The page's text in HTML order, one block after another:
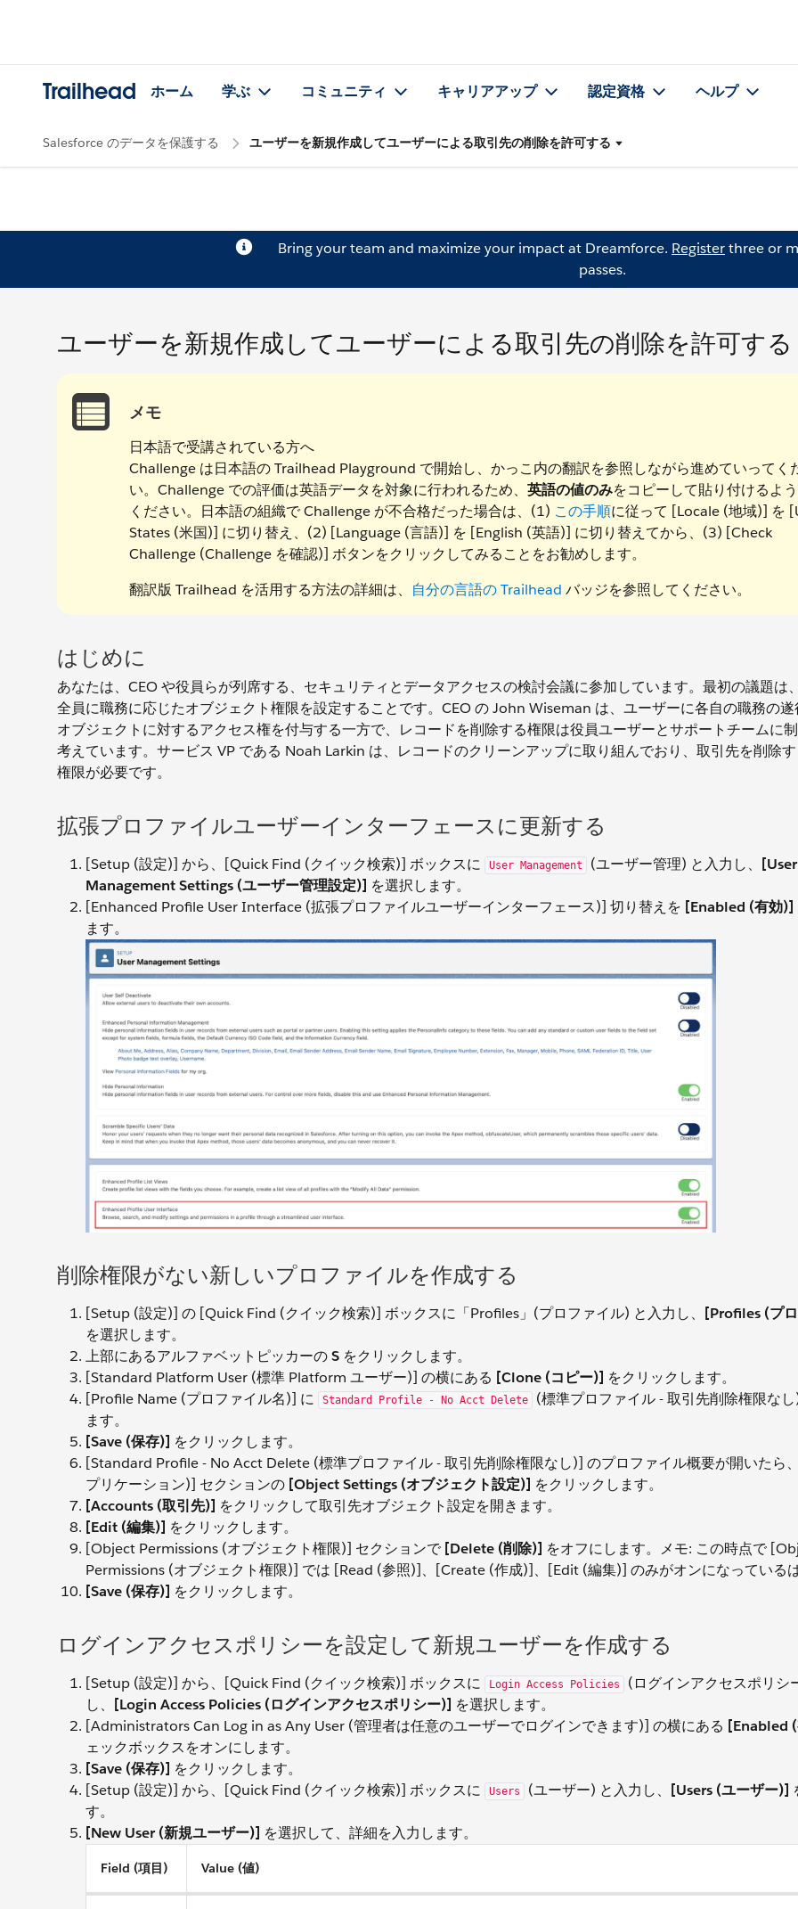
Trailhead ホーム 学ぶ コミュニティ キャリアアップ 認定資格 ヘルプ
Salesforce のデータを保護する ユーザーを新規作成してユーザーによる取引先の削除を許可する
Bring your team and maximize your impact at Dreamforce. Registerthree or
passes.
ユーザーを新規作成してユーザーによる取引先の削除を許可する
メモ
日本語で受講されている方へ
Challenge は日本語の Trailhead Playground で開始し、かっこ内の翻訳を参照しながら進めていってく
い。Challenge での評価は英語データを対象に行われるため、 英語の値のみをコピーして貼り付けるよ
ください。日本語の組織で Challenge が不合格だった場合は、(1) この手順に従って [Locale (地域)] を
States (米国)] に切り替え、(2) [Language (言語)] を [English (英語)] に切り替えてから、(3) [Check
Challenge (Challenge を確認)] ボタンをクリックしてみることをお勧めします。
翻訳版 Trailhead を活用する方法の詳細は、 自分の言語の Trailhead バッジを参照してください。
はじめに
あなたは、CEO や役員らが列席する、セキュリティとデータアクセスの検討会議に参加しています。最初の議題は
全員に職務に応じたオブジェクト権限を設定することです。CEO の John Wiseman は、ユーザーに各自の職務の
オブジェクトに対するアクセス権を付与する一方で、レコードを削除する権限は役員ユーザーとサポートチームに
考えています。サービス VP である Noah Larkin は、レコードのクリーンアップに取り組んでおり、取引先を削除
権限が必要です。
拡張プロファイルユーザーインターフェースに更新する
[Setup (設定)] から、[Quick Find (クイック検索)] ボックスに User Management (ユーザー管理) と入力し、
[User
Management Settings (ユーザー管理設定)] を選択します。
[Enhanced Profile User Interface (拡張プロファイルユーザーインターフェース)] 切り替えを [Enabled (有効)]
ます。
削除権限がない新しいプロファイルを作成する
[Setup (設定)] の [Quick Find (クイック検索)] ボックスに「Profiles」(プロファイル) と入力し、
[Profiles (プ
を選択します。
上部にあるアルファベットピッカーのS をクリックします。
[Standard Platform User (標準 Platform ユーザー)] の横にある [Clone (コピー)] をクリックします。
[Profile Name (プロファイル名)] に
Standard Profile - No Acct Delete
(標準プロファイル - 取引先削除権限な
ます。
[Save (保存)] をクリックします。
[Standard Profile - No Acct Delete (標準プロファイル - 取引先削除権限なし)] のプロファイル概要が開いたら
プリケーション)] セクションの [Object Settings (オブジェクト設定)] をクリックします。
[Accounts (取引先)] をクリックして取引先オブジェクト設定を開きます。
[Edit (編集)] をクリックします。
[Object Permissions (オブジェクト権限)] セクションで [Delete (削除)] をオフにします。メモ: この時点で
Permissions (オブジェクト権限)] では [Read (参照)]、[Create (作成)]、[Edit (編集)] のみがオンになっているは
[Save (保存)] をクリックします。
ログインアクセスポリシーを設定して新規ユーザーを作成する
[Setup (設定)] から、[Quick Find (クイック検索)] ボックスに Login Access Policies
(ログインアクセスポリシ
し、
[Login Access Policies (ログインアクセスポリシー)] を選択します。
[Administrators Can Log in as Any User (管理者は任意のユーザーでログインできます)] の横にある [Enabled
ェックボックスをオンにします。
[Save (保存)] をクリックします。
[Setup (設定)] から、[Quick Find (クイック検索)] ボックスに
Users (ユーザー) と入力し、 [Users (ユーザー)]
す。
[New User (新規ユーザー)] を選択して、詳細を入力します。
Field (項目) Value (値)